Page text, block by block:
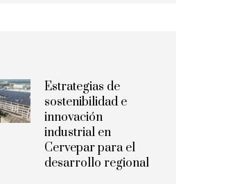
Estrategias de
sostenibilidad e
innovación
industrial en
Cervepar para el
desarrollo regional